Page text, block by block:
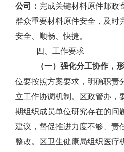
公司： 完成关键材料原件邮政
群众重要材料原件安全，及时
安全、顺畅、快捷。
四、工作要求
（一）强化分工协作，
位要按照方案要求，明确职责
立工作协调机制。区政管办，
期组织成员单位研究存在的问
建议，督促推进力度不够、责
整改。区卫生健康局组织医疗